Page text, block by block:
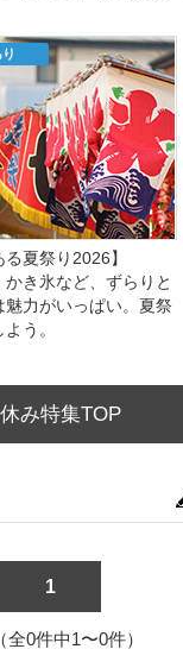
夏祭り2026】
かき氷など、ずらりと
魅力がいっぱい。夏祭
う。
み特集TOP
1
全0件中1〜0件）